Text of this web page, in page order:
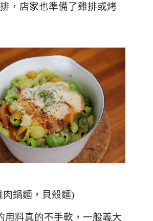
，店家也準備了雞排或烤
肉鍋麵，貝殼麵)
用料真的不手軟，一般義大